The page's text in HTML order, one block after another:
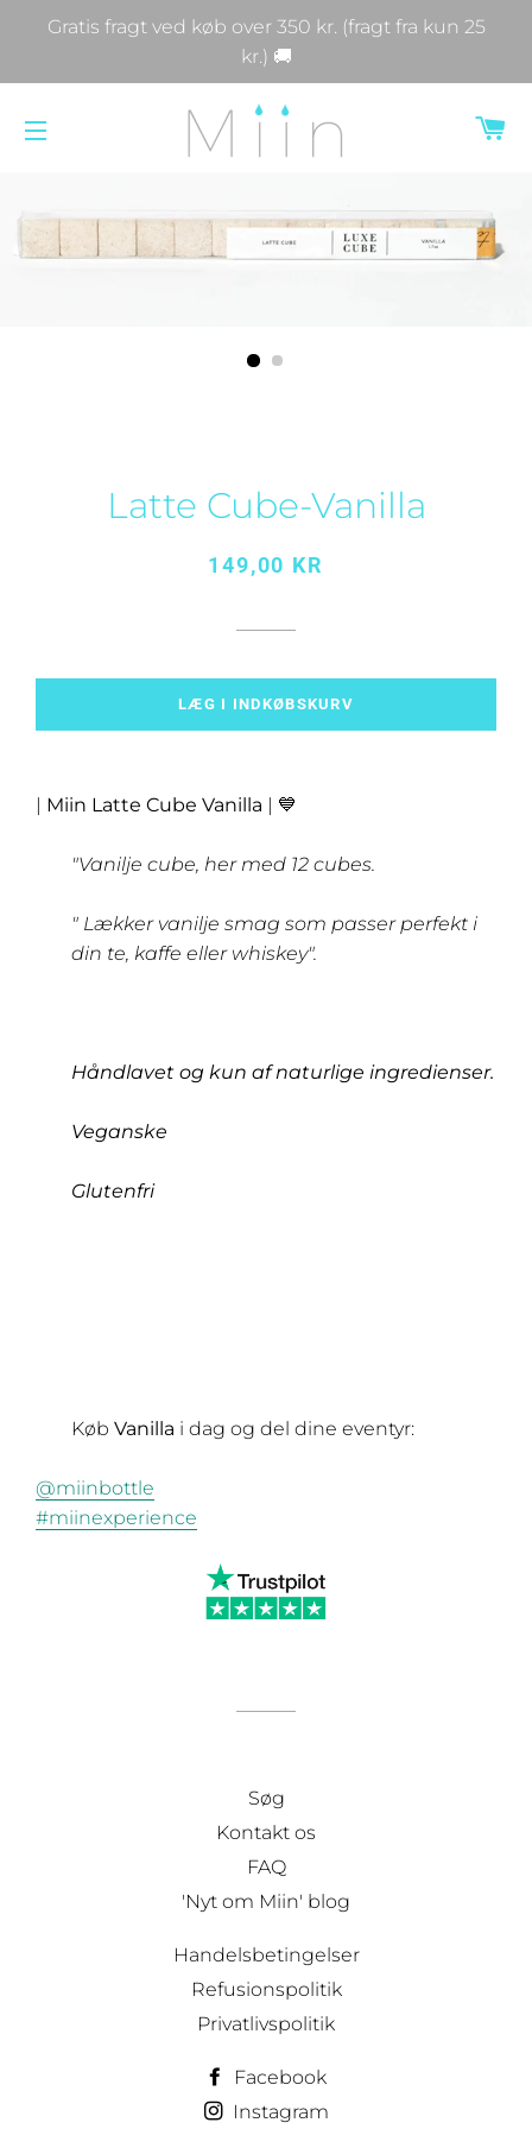
Gratis fragt ved køb over 350 kr. (fragt fra kun 25
kr.) 🚚
SIDENAVIGERING
Latte Cube-Vanilla
Normalpris
Udsalgspris
149,00 KR
LÆG I INDKØBSKURV
| Miin Latte Cube Vanilla | 💙
"Vanilje cube, her med 12 cubes.
" Lækker vanilje smag som passer perfekt i
din te, kaffe eller whiskey".
Håndlavet og kun af naturlige ingredienser.
Veganske
Glutenfri
Køb Vanilla i dag og del dine eventyr:
@miinbottle
#miinexperience
Søg
Kontakt os
FAQ
'Nyt om Miin' blog
Handelsbetingelser
Refusionspolitik
Privatlivspolitik
Facebook
Instagram